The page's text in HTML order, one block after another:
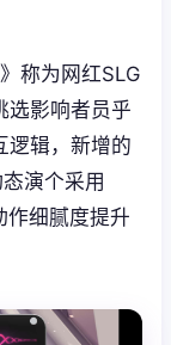
称为网红SLG
选影响者员乎
逻辑，新增的
演个采用
细腻度提升